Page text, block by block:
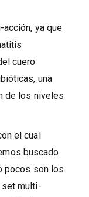
ya que
cuero
una
de los niveles
el cual
buscado
pocos son los
set multi-